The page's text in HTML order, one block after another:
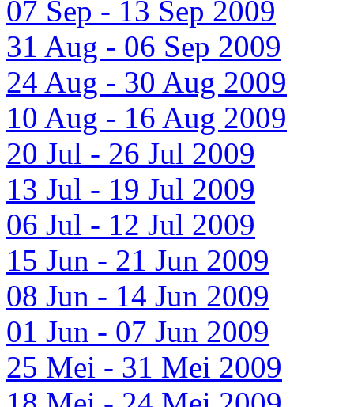
07 Sep - 13 Sep 2009
31 Aug - 06 Sep 2009
24 Aug - 30 Aug 2009
10 Aug - 16 Aug 2009
20 Jul - 26 Jul 2009
13 Jul - 19 Jul 2009
06 Jul - 12 Jul 2009
15 Jun - 21 Jun 2009
08 Jun - 14 Jun 2009
01 Jun - 07 Jun 2009
25 Mei - 31 Mei 2009